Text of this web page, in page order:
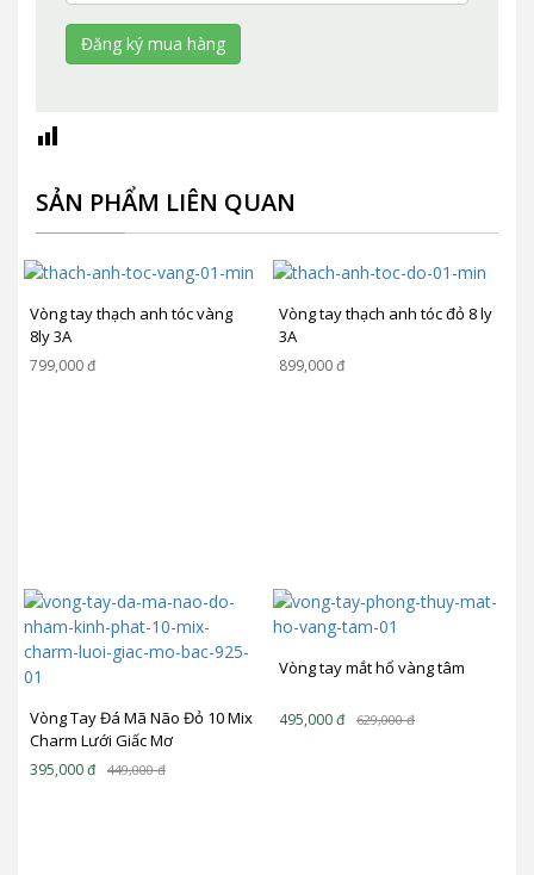
SẢN PHẨM LIÊN QUAN
Vòng tay thạch anh tóc vàng
8ly 3A
799,000đ
Vòng tay thạch anh tóc đỏ 8 ly
3A
899,000đ
Vòng Tay Đá Mã Não Đỏ 10 Mix
Charm Lưới Giấc Mơ
(Dreamcatcher) Bạc 925
449,000đ
395,000đ
Vòng tay mắt hổ vàng tâm
629,000đ
495,000đ